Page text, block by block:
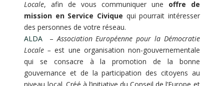
Locale, afin de vous communiquer une offre de
mission en Service Civique qui pourrait intéresser
des personnes de votre réseau.
ALDA –Association Européenne pour la Démocratie
Locale –est une organisation non-gouvernementale
qui se consacre à la promotion de la bonne
gouvernance et de la participation des citoyens au